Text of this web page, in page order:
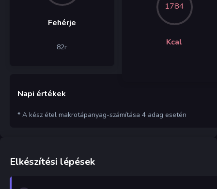
Fehérje
82г
1784
Kcal
Napi értékek
* A kész étel makrotápanyag-számítása 4 adag esetén
Elkészítési lépések